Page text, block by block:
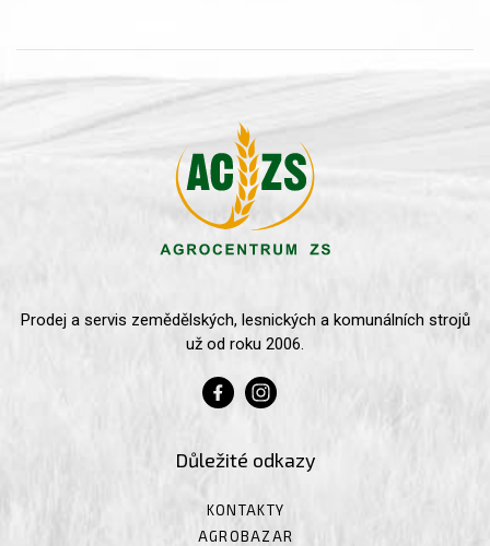
Prodej a servis zemědělských, lesnických a komunálních strojů
už od roku 2006.
Důležité odkazy
KONTAKTY
AGROBAZAR